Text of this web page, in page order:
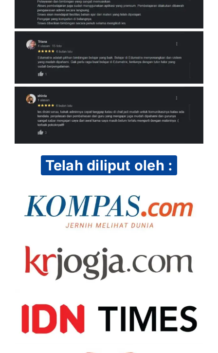
Telah diliput oleh :